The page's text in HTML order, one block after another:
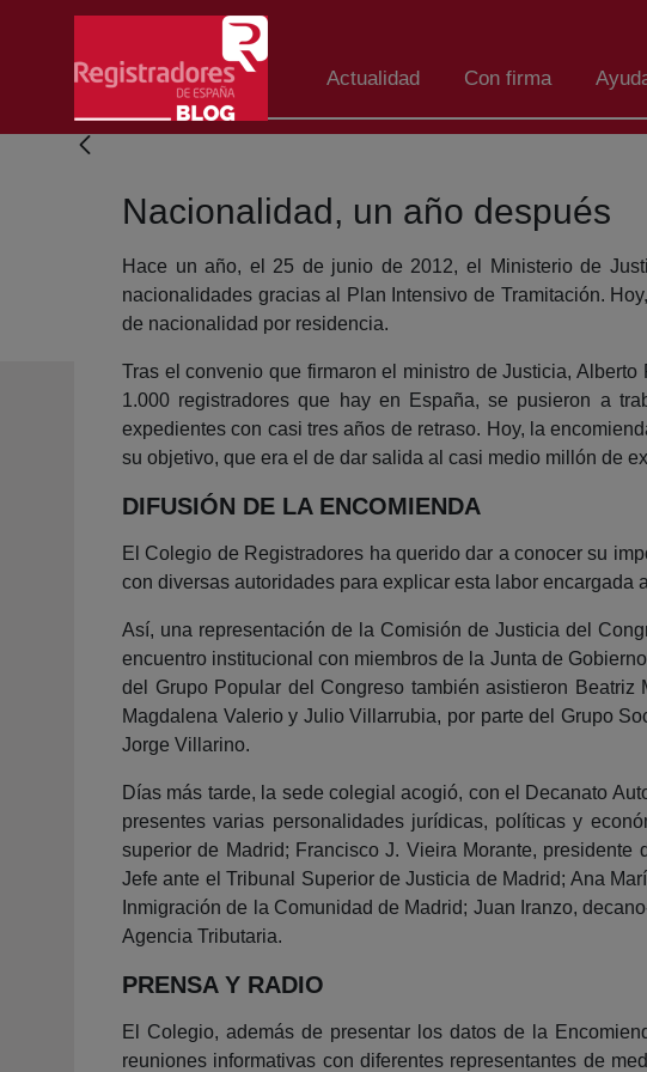
Salta al contingut principal
Actualidad Con firma
Nacionalidad, un año después
Hace un año, el 25 de junio de 2012, el Ministerio de
nacionalidades gracias al Plan Intensivo de Tramitación.
de nacionalidad por residencia.
Tras el convenio que firmaron el ministro de Justicia,
1.000 registradores que hay en España, se pusieron a
expedientes con casi tres años de retraso. Hoy, la
su objetivo, que era el de dar salida al casi medio millón de
DIFUSIÓN DE LA ENCOMIENDA
El Colegio de Registradores ha querido dar a conocer su
con diversas autoridades para explicar esta labor
Así, una representación de la Comisión de Justicia del
encuentro institucional con miembros de la Junta de
del Grupo Popular del Congreso también asistieron
Magdalena Valerio y Julio Villarrubia, por parte del Grupo
Jorge Villarino.
Días más tarde, la sede colegial acogió, con el Decanato
presentes varias personalidades jurídicas, políticas y
superior de Madrid; Francisco J. Vieira Morante,
Jefe ante el Tribunal Superior de Justicia de Madrid; Ana
Inmigración de la Comunidad de Madrid; Juan Iranzo,
Agencia Tributaria.
PRENSA Y RADIO
El Colegio, además de presentar los datos de la
reuniones informativas con diferentes representantes de